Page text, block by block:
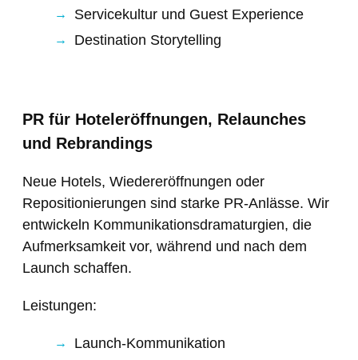
Servicekultur und Guest Experience
Destination Storytelling
PR für Hoteleröffnungen, Relaunches
und Rebrandings
Neue Hotels, Wiedereröffnungen oder
Repositionierungen sind starke PR-Anlässe. Wir
entwickeln Kommunikationsdramaturgien, die
Aufmerksamkeit vor, während und nach dem
Launch schaffen.
Leistungen:
Launch-Kommunikation